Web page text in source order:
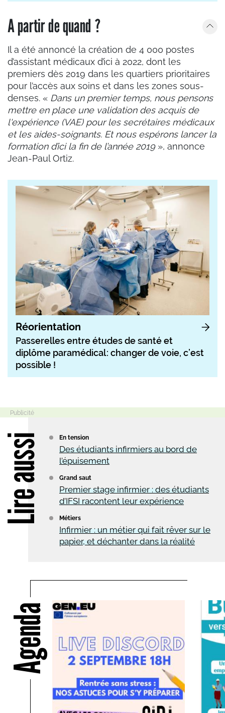
A partir de quand ?
Il a été annoncé la création de 4 000 postes
d’assistant médicaux d’ici à 2022, dont les
premiers dès 2019 dans les quartiers prioritaires
pour l’accès aux soins et dans les zones sous-
denses. « Dans un premier temps, nous pensons
mettre en place une validation des acquis de
l'expérience (VAE) pour les secrétaires médicaux
et les aides-soignants. Et nous espérons lancer la
formation d’ici la fin de l’année 2019», annonce
Jean-Paul Ortiz.
Réorientation
Passerelles entre études de santé et
diplôme paramédical : changer de voie, c’est
possible !
En tension
Des étudiants infirmiers au bord de
l’épuisement
Grand saut
Premier stage infirmier : des étudiants
d’IFSI racontent leur expérience
Métiers
Infirmier : un métier qui fait rêver sur le
papier, et déchanter dans la réalité
Agenda